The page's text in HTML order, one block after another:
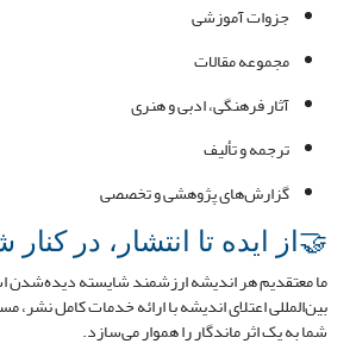
جزوات آموزشی
مجموعه مقالات
آثار فرهنگی، ادبی و هنری
ترجمه و تألیف
گزارش‌های پژوهشی و تخصصی
🤝از ایده تا انتشار، در
ما معتقدیم هر اندیشه ارزشمند شایسته دیده‌شدن
بین‌المللی اعتلای اندیشه با ارائه خدمات کامل
شما به یک اثر ماندگار را هموار می‌سازد.